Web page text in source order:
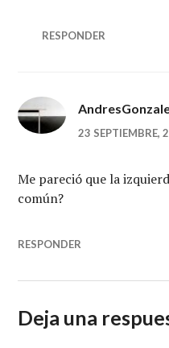
RESPONDER
23 SEPTIEMBRE,
Me pareció que la
común?
RESPONDER
Deja una